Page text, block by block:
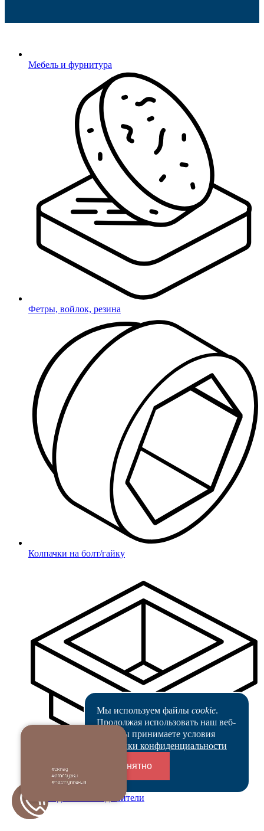
Мебель и фурнитура
Фетры, войлок, резина
Колпачки на болт/гайку
Переходники и соединители
Мы используем файлы cookie.
Продолжая использовать наш веб-
сайт, вы принимаете условия
Политики конфиденциальности
Понятно